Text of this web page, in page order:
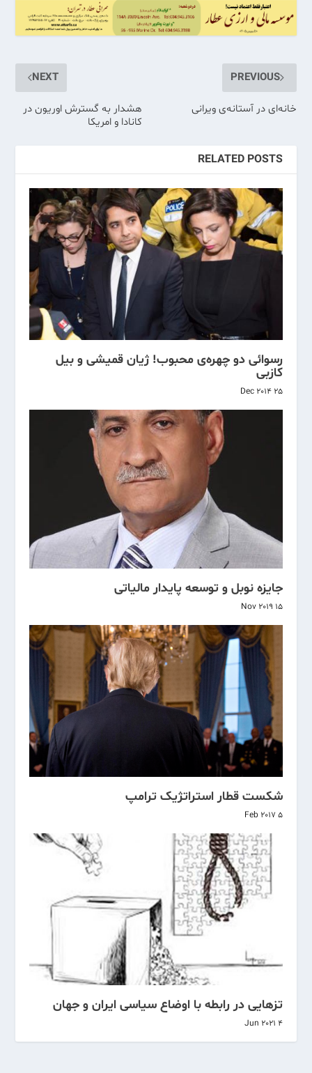
PREVIOUS
خانه‌ای در آستانه‌ی ویرانی
NEXT
هشدار به گسترش اوریون در
کانادا و امریکا
RELATED POSTS
رسوائی دو چهره‌ی محبوب! ژیان قمیشی و بیل
کازبی
25 Dec 2014
جایزه نوبل و توسعه پایدار مالیاتی
15 Nov 2019
شکست قطار استراتژیک ترامپ
5 Feb 2017
تزهایی در رابطه با اوضاع سیاسی ایران و جهان
4 Jun 2021